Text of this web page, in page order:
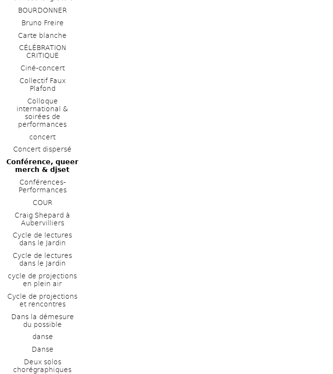
BOURDONNER
Bruno Freire
Carte blanche
CÉLÉBRATION
CRITIQUE
Ciné-concert
Collectif Faux
Plafond
Colloque
international &
soirées de
performances
concert
Concert dispersé
Conférence, queer
merch & djset
Conférences-
Performances
COUR
Craig Shepard à
Aubervilliers
Cycle de lectures
dans le Jardin
Cycle de lectures
dans le Jardin
cycle de projections
en plein air
Cycle de projections
et rencontres
Dans la démesure
du possible
danse
Danse
Deux solos
chorégraphiques